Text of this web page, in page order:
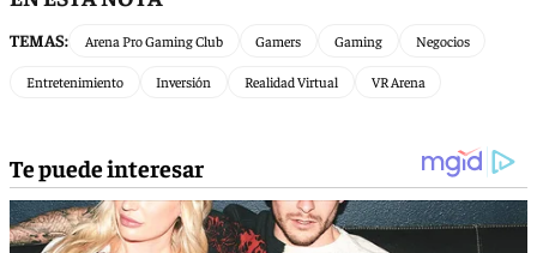
TEMAS: Arena Pro Gaming Club Gamers Gaming Negocios
Entretenimiento Inversión Realidad Virtual VR Arena